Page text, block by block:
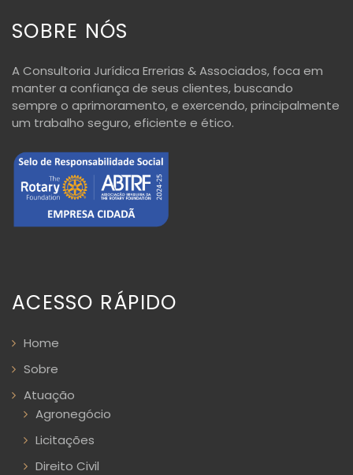
SOBRE NÓS
A Consultoria Jurídica Errerias & Associados, foca em
manter a confiança de seus clientes, buscando
sempre o aprimoramento, e exercendo, principalmente
um trabalho seguro, eficiente e ético.
ACESSO RÁPIDO
Home
Sobre
Atuação
Agronegócio
Licitações
Direito Civil